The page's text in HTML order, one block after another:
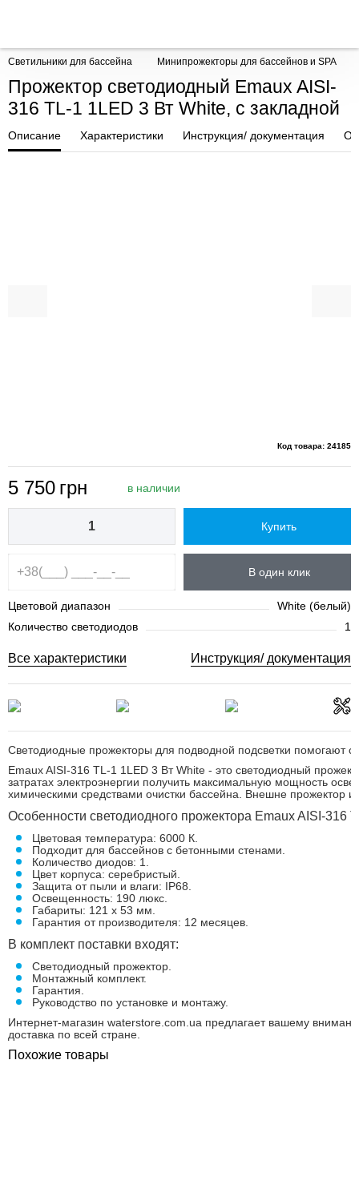
Светильники для бассейна Минипрожекторы для бассейнов и SPA
Прожектор светодиодный Emaux AISI-
316 TL-1 1LED 3 Вт White, с закладной
Описание Характеристики Инструкция/ документация
Код товара: 24185
5 750 грн в наличии
Купить
В один клик
Цветовой диапазон
White (белый)
Количество светодиодов
1
Все характеристики Инструкция/ документация
Светодиодные прожекторы для подводной подсветки помогают с
Emaux AISI-316 TL-1 1LED 3 Вт White - это светодиодный
затратах электроэнергии получить максимальную мощность
химическими средствами очистки бассейна. Внешне прожектор
Особенности светодиодного прожектора Emaux AISI-316
Цветовая температура: 6000 К.
Подходит для бассейнов с бетонными стенами.
Количество диодов: 1.
Цвет корпуса: серебристый.
Защита от пыли и влаги: IP68.
Освещенность: 190 люкс.
Габариты: 121 х 53 мм.
Гарантия от производителя: 12 месяцев.
В комплект поставки входят:
Светодиодный прожектор.
Монтажный комплект.
Гарантия.
Руководство по установке и монтажу.
Интернет-магазин waterstore.com.ua предлагает вашему
доставка по всей стране.
Похожие товары